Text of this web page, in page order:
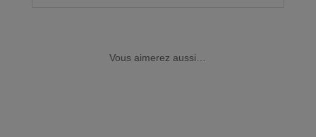
Vous aimerez aussi…